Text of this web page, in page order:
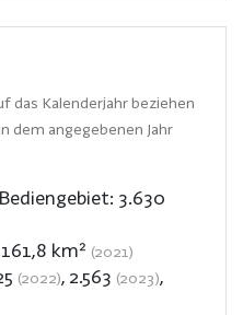
das Kalenderjahr beziehen
dem angegebenen Jahr
3.630
161,8 km² (2021)
(2022), 2.563 (2023),